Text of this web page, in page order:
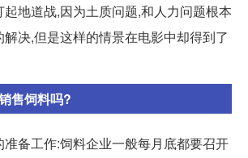
地道战,因为土质问题,和人力问题根本
决,但是这样的情景在电影中却得到了
售饲料吗?
备工作:饲料企业一般每月底都要召开